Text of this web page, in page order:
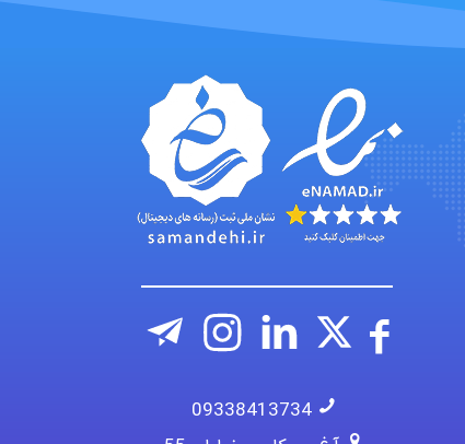
USER124
malekf
abolfazlkoshehe
abolfazlkoshehe
09338413734